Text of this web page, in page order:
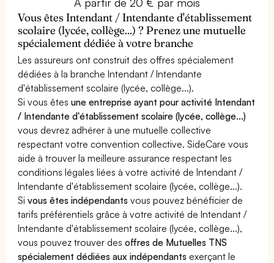
Vous êtes Intendant / Intendante d'établissement
scolaire (lycée, collège...) ? Prenez une mutuelle
spécialement dédiée à votre branche
Les assureurs ont construit des offres spécialement
dédiées à la branche Intendant / Intendante
d'établissement scolaire (lycée, collège...).
Si vous êtesune entreprise ayant pour activité Intendant
/ Intendante d'établissement scolaire (lycée, collège...)
vous devrez adhérer à une mutuelle collective
respectant votre convention collective. SideCare vous
aide à trouver la meilleure assurance respectant les
conditions légales liées à votre activité de Intendant /
Intendante d'établissement scolaire (lycée, collège...).
Sivous êtes indépendants vous pouvez bénéficier de
tarifs préférentiels grâce à votre activité de Intendant /
Intendante d'établissement scolaire (lycée, collège...),
vous pouvez trouver desoffres de Mutuelles TNS
spécialement dédiées aux indépendants exerçant le